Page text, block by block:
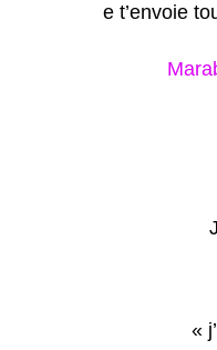
e t’envoie
«